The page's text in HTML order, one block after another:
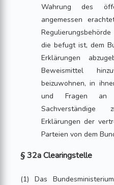
Wahrung des
angemessen
die befugt ist, dem
Erklärungen
Beweismittel
beizuwohnen, in
und Fragen an
Erklärungen der
Parteien von dem
§ 32a Clearingstelle
(1) Das